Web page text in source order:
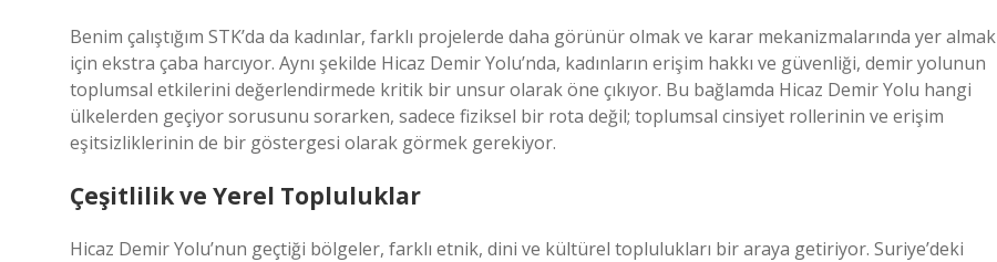
Benim çalıştığım STK’da da kadınlar, farklı projelerde daha görünür olmak ve karar mekanizmalarında yer almak
için ekstra çaba harcıyor. Aynı şekilde Hicaz Demir Yolu’nda, kadınların erişim hakkı ve güvenliği, demir yolunun
toplumsal etkilerini değerlendirmede kritik bir unsur olarak öne çıkıyor. Bu bağlamda Hicaz Demir Yolu hangi
ülkelerden geçiyor sorusunu sorarken, sadece fiziksel bir rota değil; toplumsal cinsiyet rollerinin ve erişim
eşitsizliklerinin de bir göstergesi olarak görmek gerekiyor.
Çeşitlilik ve Yerel Topluluklar
Hicaz Demir Yolu’nun geçtiği bölgeler, farklı etnik, dini ve kültürel toplulukları bir araya getiriyor. Suriye’deki